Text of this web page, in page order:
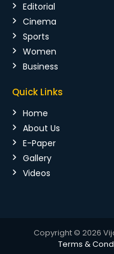
Editorial
Cinema
Sports
Women
Business
Quick Links
Home
About Us
E-Paper
Gallery
Videos
Copyright © 2026
Terms &